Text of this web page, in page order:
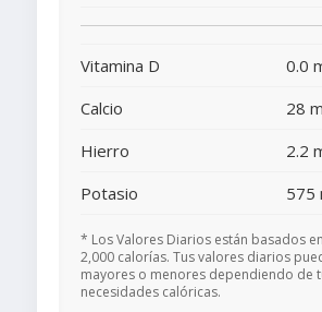
Vitamina D 0.0
Calcio
28
Hierro
2.2
Potasio
575
* Los Valores Diarios están basados
2,000 calorías. Tus valores diarios
mayores o menores dependiendo de
necesidades calóricas.